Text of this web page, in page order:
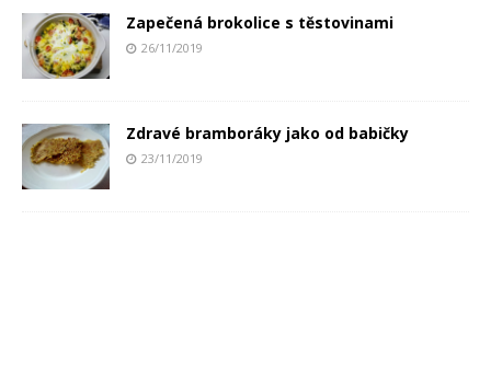
Zapečená brokolice s těstovinami
26/11/2019
Zdravé bramboráky jako od babičky
23/11/2019